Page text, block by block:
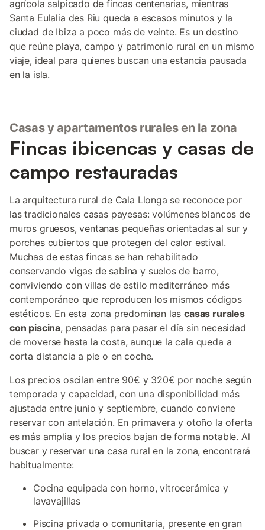
agrícola salpicado de fincas centenarias, mientras
Santa Eulalia des Riu queda a escasos minutos y la
ciudad de Ibiza a poco más de veinte. Es un destino
que reúne playa, campo y patrimonio rural en un mismo
viaje, ideal para quienes buscan una estancia pausada
en la isla.
Casas y apartamentos rurales en la zona
Fincas ibicencas y casas de
campo restauradas
La arquitectura rural de Cala Llonga se reconoce por
las tradicionales casas payesas: volúmenes blancos de
muros gruesos, ventanas pequeñas orientadas al sur y
porches cubiertos que protegen del calor estival.
Muchas de estas fincas se han rehabilitado
conservando vigas de sabina y suelos de barro,
conviviendo con villas de estilo mediterráneo más
contemporáneo que reproducen los mismos códigos
estéticos. En esta zona predominan lascasas rurales
con piscina, pensadas para pasar el día sin necesidad
de moverse hasta la costa, aunque la cala queda a
corta distancia a pie o en coche.
Los precios oscilan entre 90€ y 320€ por noche según
temporada y capacidad, con una disponibilidad más
ajustada entre junio y septiembre, cuando conviene
reservar con antelación. En primavera y otoño la oferta
es más amplia y los precios bajan de forma notable. Al
buscar y reservar una casa rural en la zona, encontrará
habitualmente:
Cocina equipada con horno, vitrocerámica y
lavavajillas
Piscina privada o comunitaria, presente en gran